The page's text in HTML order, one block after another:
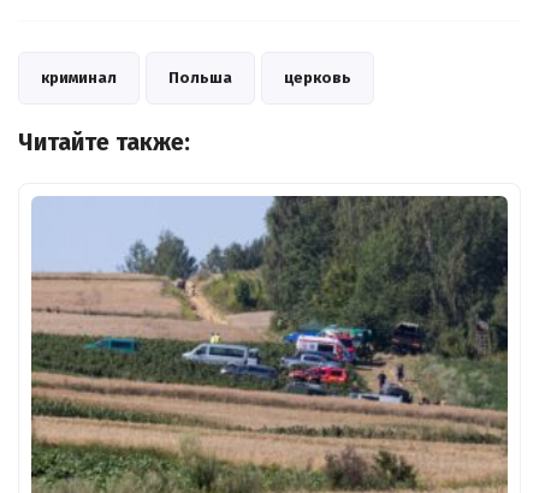
криминал Польша церковь
Читайте также: